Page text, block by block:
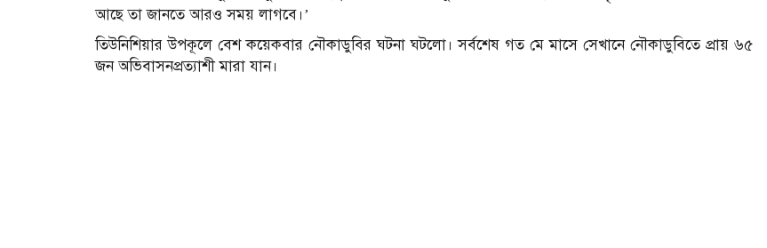
আছে তা জানতে আরও সময় লাগবে।’
তিউনিশিয়ার উপকূলে বেশ কয়েকবার নৌকাডুবির ঘটনা ঘটলো। সর্বশেষ গত মে মাসে সেখানে নৌকাডুবিতে প্রায় ৬৫
জন অভিবাসনপ্রত্যাশী মারা যান।